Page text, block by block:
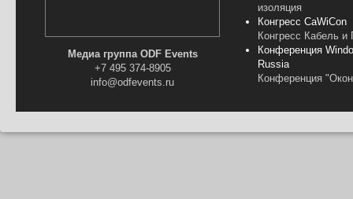
Медиа группа ODF Events
+7 495 374-8905
info@odfevents.ru
изоляция
Конгресс CaWiCon
Конгресс Кабель и
Конференция
Russia
Конференция